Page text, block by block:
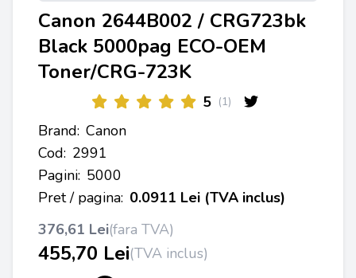
Canon 2644B002 / CRG723bk
Black 5000pag ECO-OEM
Toner/CRG-723K
5 (1)
Brand: Canon
Cod: 2991
Pagini: 5000
Pret / pagina: 0.0911 Lei (TVA inclus)
376,61 Lei(fara TVA)
455,70 Lei(TVA inclus)